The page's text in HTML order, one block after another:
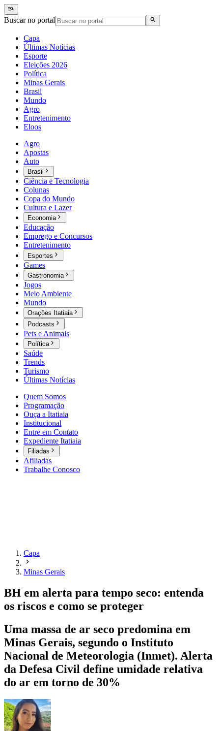
Buscar no portal
Capa
Últimas Notícias
Esporte
Eleições 2026
Política
Minas Gerais
Brasil
Mundo
Agro
Entretenimento
Eloos
Agro
Apostas
Auto
Brasil
Ciência e Tecnologia
Colunas
Copa do Mundo
Cultura e Lazer
Economia
Educação
Emprego e Concursos
Entretenimento
Esportes
Games
Gastronomia
Jogos
Meio Ambiente
Mundo
Orações Itatiaia
Podcasts
Pets e Animais
Política
Saúde
Trends
Turismo
Últimas Notícias
Quem Somos
Programação
Ouça a Itatiaia
Institucional
Entre em Contato
Expediente Itatiaia
Filiadas
Afiliadas
Trabalhe Conosco
Capa
Minas Gerais
BH em alerta para tempo seco: entenda
os riscos e como se proteger
Uma massa de ar seco predomina em
Minas Gerais, segundo o Instituto
Nacional de Meteorologia (Inmet). Alerta
da Defesa Civil define umidade relativa
do ar em torno de 30%